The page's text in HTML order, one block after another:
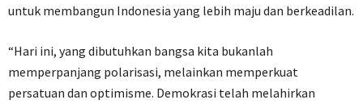
untuk membangun Indonesia yang lebih maju dan berkeadilan.
“Hari ini, yang dibutuhkan bangsa kita bukanlah
memperpanjang polarisasi, melainkan memperkuat
persatuan dan optimisme. Demokrasi telah melahirkan